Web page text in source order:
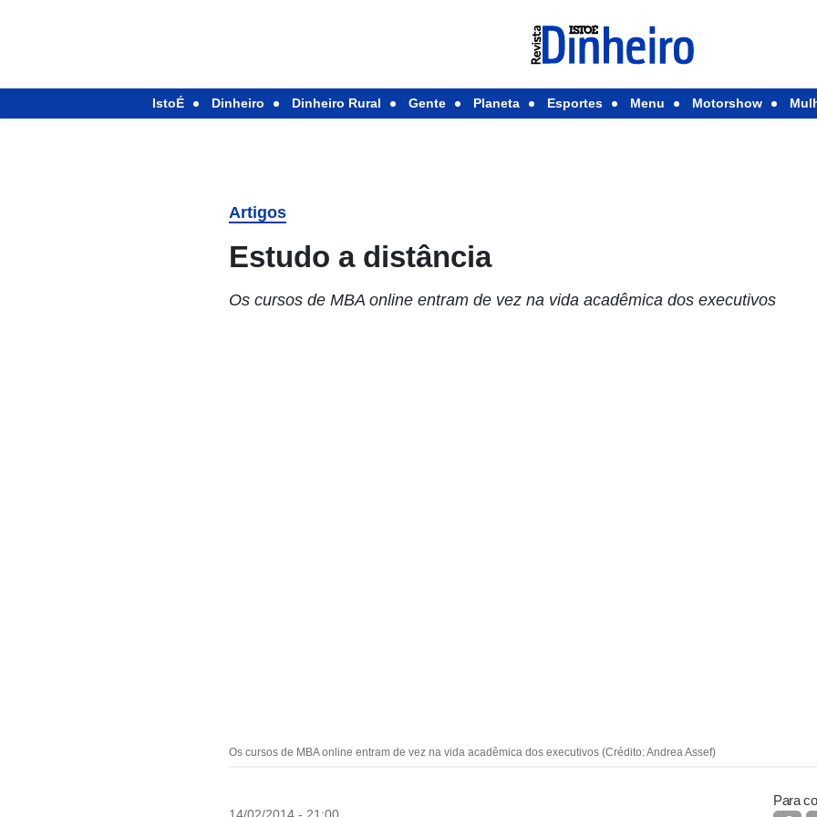
IstoÉ Dinheiro Dinheiro Rural Gente Planeta Esportes Menu Motorshow
Artigos
Estudo a distância
Os cursos de MBA online entram de vez na vida acadêmica dos executivos
Os cursos de MBA online entram de vez na vida acadêmica dos executivos (Crédito: Andrea Assef)
14/02/2014 - 21:00
Para